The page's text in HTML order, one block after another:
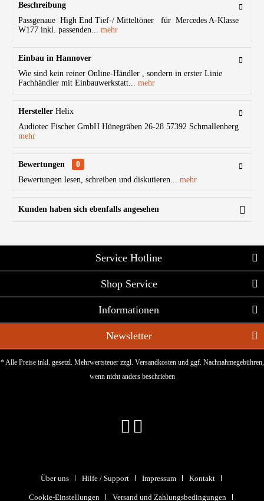
Beschreibung
Passgenaue High End Tief-/ Mitteltöner für Mercedes A-Klasse
W177 inkl. passenden... mehr
Einbau in Hannover
Wie sind kein reiner Online-Händler , sondern in erster Linie
Fachhändler mit Einbauwerkstatt... mehr
Hersteller Helix
Audiotec Fischer GmbH Hünegräben 26-28 57392 Schmallenberg
mehr
Bewertungen
0
Bewertungen lesen, schreiben und diskutieren... mehr
Kunden haben sich ebenfalls angesehen
Service Hotline
Shop Service
Informationen
Newsletter
* Alle Preise inkl. gesetzl. Mehrwertsteuer zzgl. Versandkostenund ggf. Nachnahmegebühren,
wenn nicht anders beschrieben
Über uns Hilfe / Support Impressum Kontakt
Cookie-Einstellungen Versand und Zahlungsbedingungen